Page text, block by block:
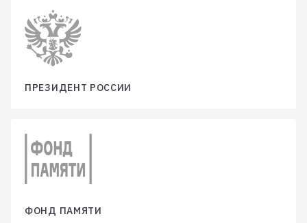
ПРЕЗИДЕНТ РОССИИ
ФОНД ПАМЯТИ